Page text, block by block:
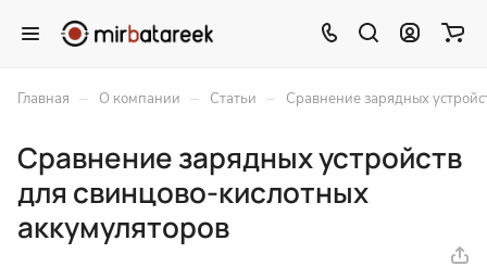
Главная – О компании – Статьи – Сравнение зарядных
Сравнение зарядных устройств
для свинцово-кислотных
аккумуляторов